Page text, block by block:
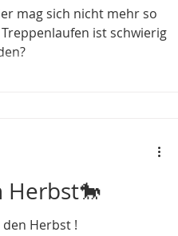
mag sich nicht mehr so
ist schwierig
Herbst🐎
den Herbst !